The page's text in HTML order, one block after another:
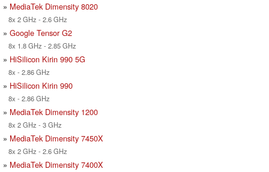
» MediaTek Dimensity 8020
8x 2 GHz - 2.6 GHz
» Google Tensor G2
8x 1.8 GHz - 2.85 GHz
» HiSilicon Kirin 990 5G
8x - 2.86 GHz
» HiSilicon Kirin 990
8x - 2.86 GHz
» MediaTek Dimensity 1200
8x 2 GHz - 3 GHz
» MediaTek Dimensity 7450X
8x 2 GHz - 2.6 GHz
» MediaTek Dimensity 7400X